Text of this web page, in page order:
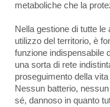
metaboliche che la
Nella gestione di tutte
utilizzo del territorio, è
funzione indispensabile
una sorta di rete
proseguimento della
Nessun batterio,
sé, dannoso in quanto